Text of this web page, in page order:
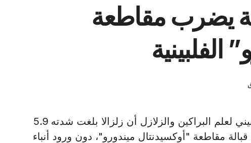
5.9 درجة يضرب مقاطعة
الفلبينية
مانيلا في 5 ديسمبر/أ ش أ/ أعلن المعهد الفلبيني لعلم البراكين والزلازل أن زلزالا بلغت شدته 5.9
مقاطعة "أوكسيدنتال ميندورو"، دون ورود أنباء